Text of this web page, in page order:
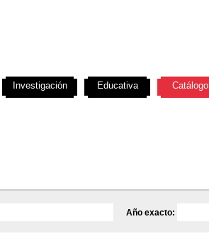
Año exacto:
Investigación Educativa Catálogo